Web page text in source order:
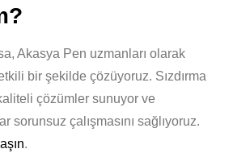
Akasya Pen uzmanları olarak
bir şekilde çözüyoruz. Sızdırma
çözümler sunuyor ve
sorunsuz çalışmasını sağlıyoruz.
.